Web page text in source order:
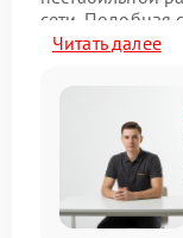
сети. Подобная
напряжения,
нагретых
Какие
проблему
Читать далее